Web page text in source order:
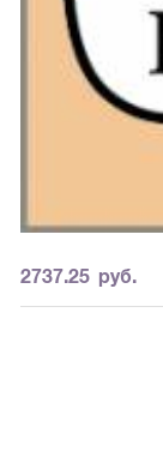
2737.25 руб.